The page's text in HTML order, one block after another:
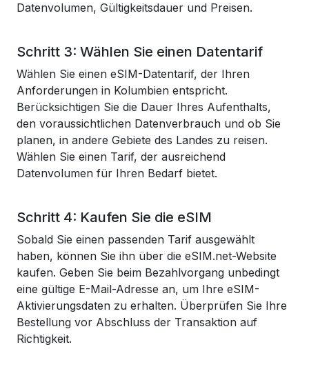
Datenvolumen, Gültigkeitsdauer und Preisen.
Schritt 3: Wählen Sie einen Datentarif
Wählen Sie einen eSIM-Datentarif, der Ihren
Anforderungen in Kolumbien entspricht.
Berücksichtigen Sie die Dauer Ihres Aufenthalts,
den voraussichtlichen Datenverbrauch und ob Sie
planen, in andere Gebiete des Landes zu reisen.
Wählen Sie einen Tarif, der ausreichend
Datenvolumen für Ihren Bedarf bietet.
Schritt 4: Kaufen Sie die eSIM
Sobald Sie einen passenden Tarif ausgewählt
haben, können Sie ihn über die eSIM.net-Website
kaufen. Geben Sie beim Bezahlvorgang unbedingt
eine gültige E-Mail-Adresse an, um Ihre eSIM-
Aktivierungsdaten zu erhalten. Überprüfen Sie Ihre
Bestellung vor Abschluss der Transaktion auf
Richtigkeit.